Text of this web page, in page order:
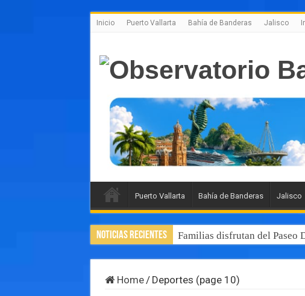
Inicio Puerto Vallarta Bahía de Banderas Jalisco
Puerto Vallarta Bahía de Banderas Jalisco
Noticias Recientes Luis Munguía destaca, junto
Home / Deportes (page 10)